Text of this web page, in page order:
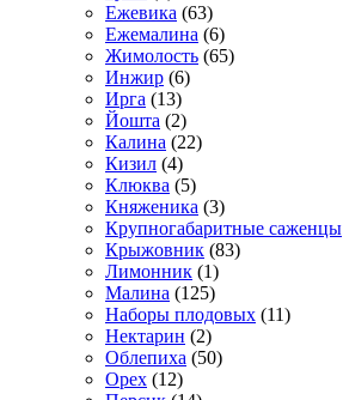
Ежевика (63)
Ежемалина (6)
Жимолость (65)
Инжир (6)
Ирга (13)
Йошта (2)
Калина (22)
Кизил (4)
Клюква (5)
Княженика (3)
Крупногабаритные саженцы
Крыжовник (83)
Лимонник (1)
Малина (125)
Наборы плодовых (11)
Нектарин (2)
Облепиха (50)
Орех (12)